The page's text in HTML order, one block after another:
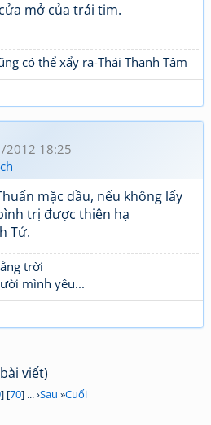
mở của trái tim.
có thể xẩy ra-Thái Thanh Tâm
2012 18:25
mặc dầu, nếu không lấy
trị được thiên hạ
trời
mình yêu...
viết)
] [70] ... ›Sau »Cuối